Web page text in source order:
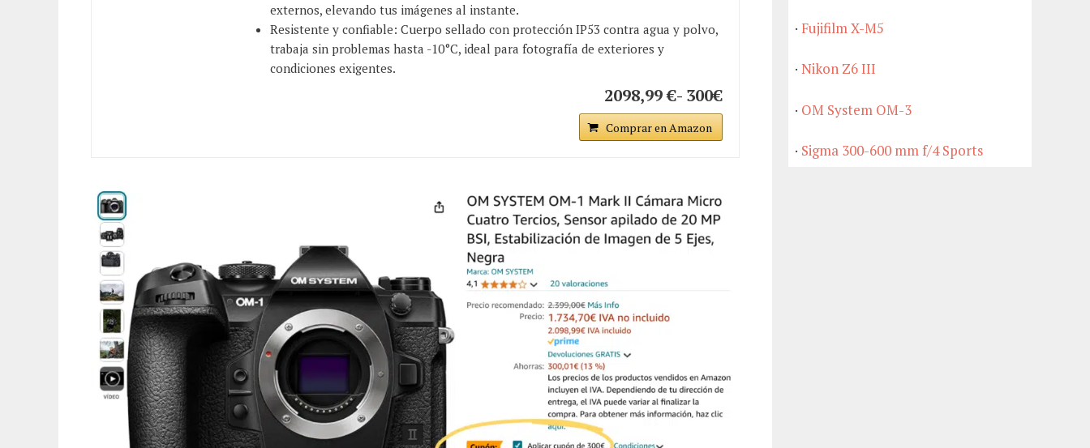
externos, elevando tus imágenes al instante.
Resistente y confiable: Cuerpo sellado con protección IP53 contra agua y polvo,
trabaja sin problemas hasta -10°C, ideal para fotografía de exteriores y
condiciones exigentes.
2098,99 €- 300€
Comprar en Amazon
· Fujifilm X-M5
· Nikon Z6 III
· OM System OM-3
· Sigma 300-600 mm f/4 Sports